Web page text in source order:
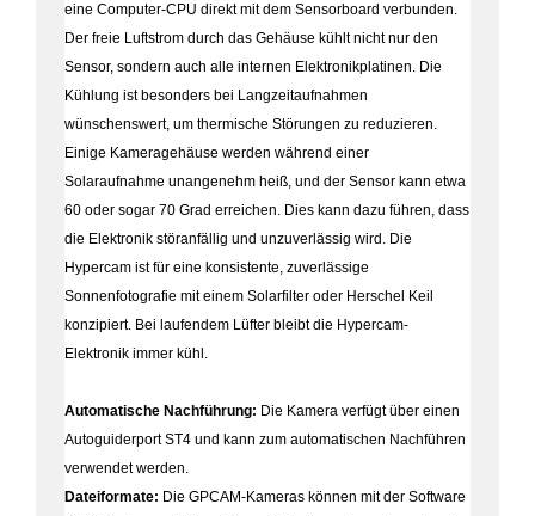
eine Computer-CPU direkt mit dem Sensorboard verbunden.
Der freie Luftstrom durch das Gehäuse kühlt nicht nur den
Sensor, sondern auch alle internen Elektronikplatinen. Die
Kühlung ist besonders bei Langzeitaufnahmen
wünschenswert, um thermische Störungen zu reduzieren.
Einige Kameragehäuse werden während einer
Solaraufnahme unangenehm heiß, und der Sensor kann etwa
60 oder sogar 70 Grad erreichen. Dies kann dazu führen, dass
die Elektronik störanfällig und unzuverlässig wird. Die
Hypercam ist für eine konsistente, zuverlässige
Sonnenfotografie mit einem Solarfilter oder Herschel Keil
konzipiert. Bei laufendem Lüfter bleibt die Hypercam-
Elektronik immer kühl.
Automatische Nachführung: Die Kamera verfügt über einen
Autoguiderport ST4 und kann zum automatischen Nachführen
verwendet werden.
Dateiformate: Die GPCAM-Kameras können mit der Software